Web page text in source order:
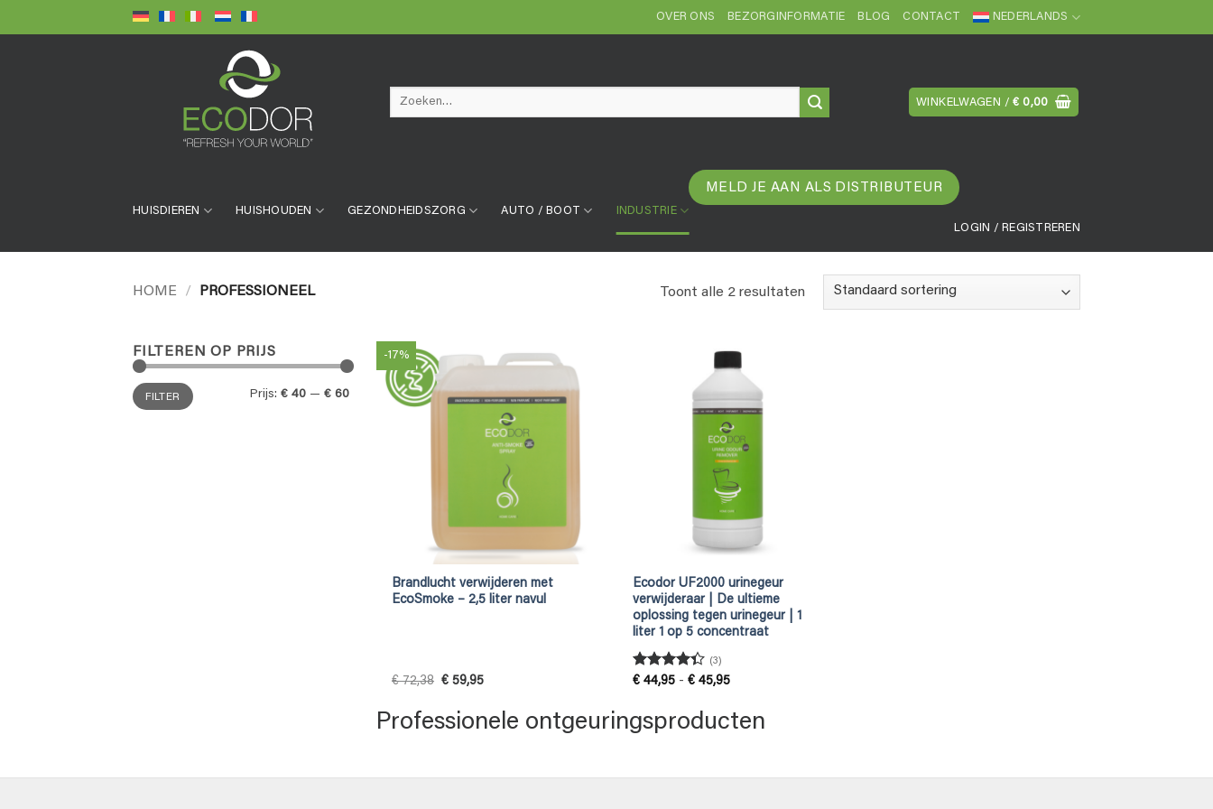
naar
OVER ONS BEZORGINFORMATIE BLOG CONTACT NEDERLANDS
Zoeken
WINKELWAGEN /€ 0,00
HUISDIEREN HUISHOUDEN GEZONDHEIDSZORG AUTO / BOOT INDUSTRIE
MELD JE AAN ALS DISTRIBUTEUR
LOGIN / REGISTREREN
HOME / PROFESSIONEEL Toont alle 2 resultaten
FILTEREN OP PRIJS
Min.
prijs
Max.
prijsFILTER Prijs: € 40 — € 60
-17%
Brandlucht verwijderen met
EcoSmoke – 2,5 liter navul
€72,38 Oorspronkelijke
€ 72,38.
€ 59,95Huidige
€ 59,95.
Ecodor UF2000 urinegeur
verwijderaar | De ultieme
oplossing tegen urinegeur | 1
liter 1 op 5 concentraat
Gewaardeerd
(3)
€44,95 - €45,95Prijsklasse:
€ 45,95
Professionele ontgeuringsproducten